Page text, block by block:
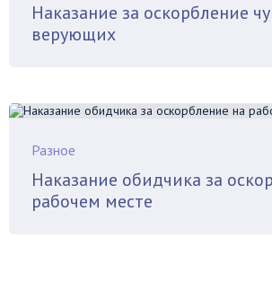
Наказание за оскорбление
верующих
Разное
Наказание обидчика за
рабочем месте